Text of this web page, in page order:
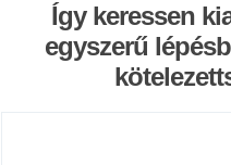
Így keressen
egyszerű